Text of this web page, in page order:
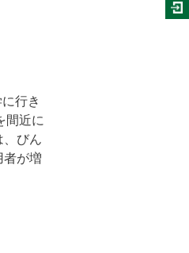
行き
間近に
、びん
者が増